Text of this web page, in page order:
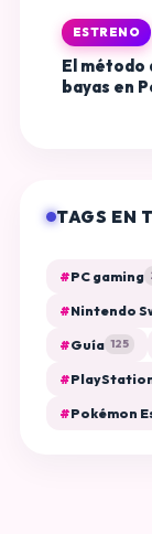
ESTRENO
El método
bayas en
TAGS EN
#PC gaming
#Nintendo
#Guía 125
#
#Pokémon